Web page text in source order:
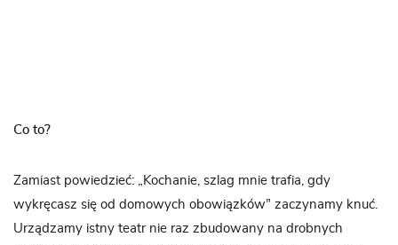
Co to?
Zamiast powiedzieć: „Kochanie, szlag mnie trafia, gdy
wykręcasz się od domowych obowiązków” zaczynamy knuć.
Urządzamy istny teatr nie raz zbudowany na drobnych